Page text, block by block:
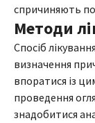
спричиняють
Методи
Спосіб
визначення
впоратися із
проведення
знадобитися